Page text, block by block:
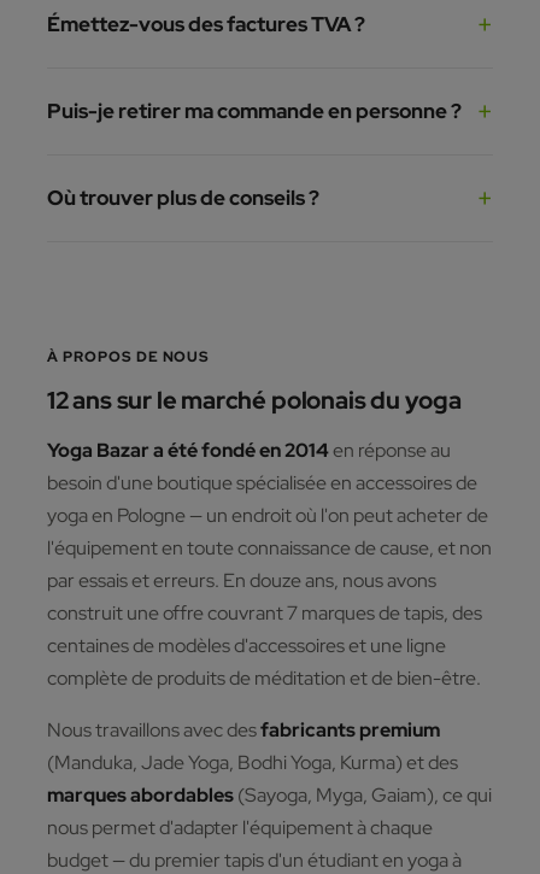
Émettez-vous des factures TVA ?
Puis-je retirer ma commande en personne ?
Où trouver plus de conseils ?
À PROPOS DE NOUS
12 ans sur le marché polonais du yoga
Yoga Bazar a été fondé en 2014en réponse au
besoin d'une boutique spécialisée en accessoires de
yoga en Pologne — un endroit où l'on peut acheter de
l'équipement en toute connaissance de cause, et non
par essais et erreurs. En douze ans, nous avons
construit une offre couvrant 7 marques de tapis, des
centaines de modèles d'accessoires et une ligne
complète de produits de méditation et de bien-être.
Nous travaillons avec desfabricants premium
(Manduka, Jade Yoga, Bodhi Yoga, Kurma) et des
marques abordables(Sayoga, Myga, Gaiam), ce qui
nous permet d'adapter l'équipement à chaque
budget — du premier tapis d'un étudiant en yoga à